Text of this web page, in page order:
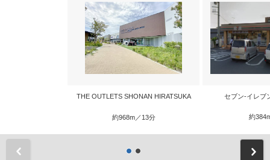
THE OUTLETS SHONAN HIRATSUKA
約968m／13分
セブン-イレブ
約